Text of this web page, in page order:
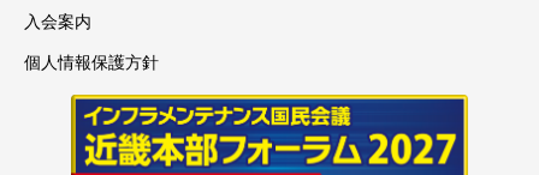
入会案内
個人情報保護方針